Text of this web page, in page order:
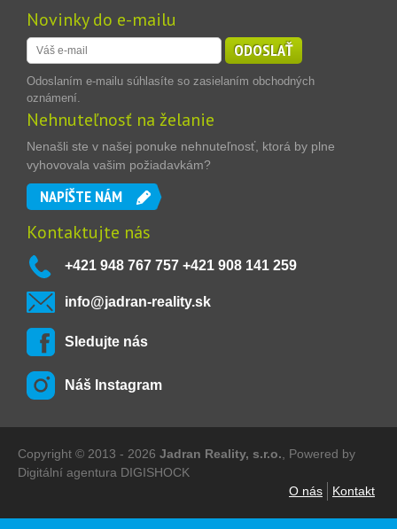
Novinky do e-mailu
ODOSLAŤ
Odoslaním e-mailu súhlasíte so zasielaním obchodných
oznámení.
Nehnuteľnosť na želanie
Nenašli ste v našej ponuke nehnuteľnosť, ktorá by plne
vyhovovala vašim požiadavkám?
NAPÍŠTE NÁM
Kontaktujte nás
+421 948 767 757 +421 908 141 259
info@jadran-reality.sk
Sledujte nás
Náš Instagram
Copyright © 2013 - 2026 Jadran Reality, s.r.o.
Powered by
Digitální agentura DIGISHOCK
O nás
Kontakt